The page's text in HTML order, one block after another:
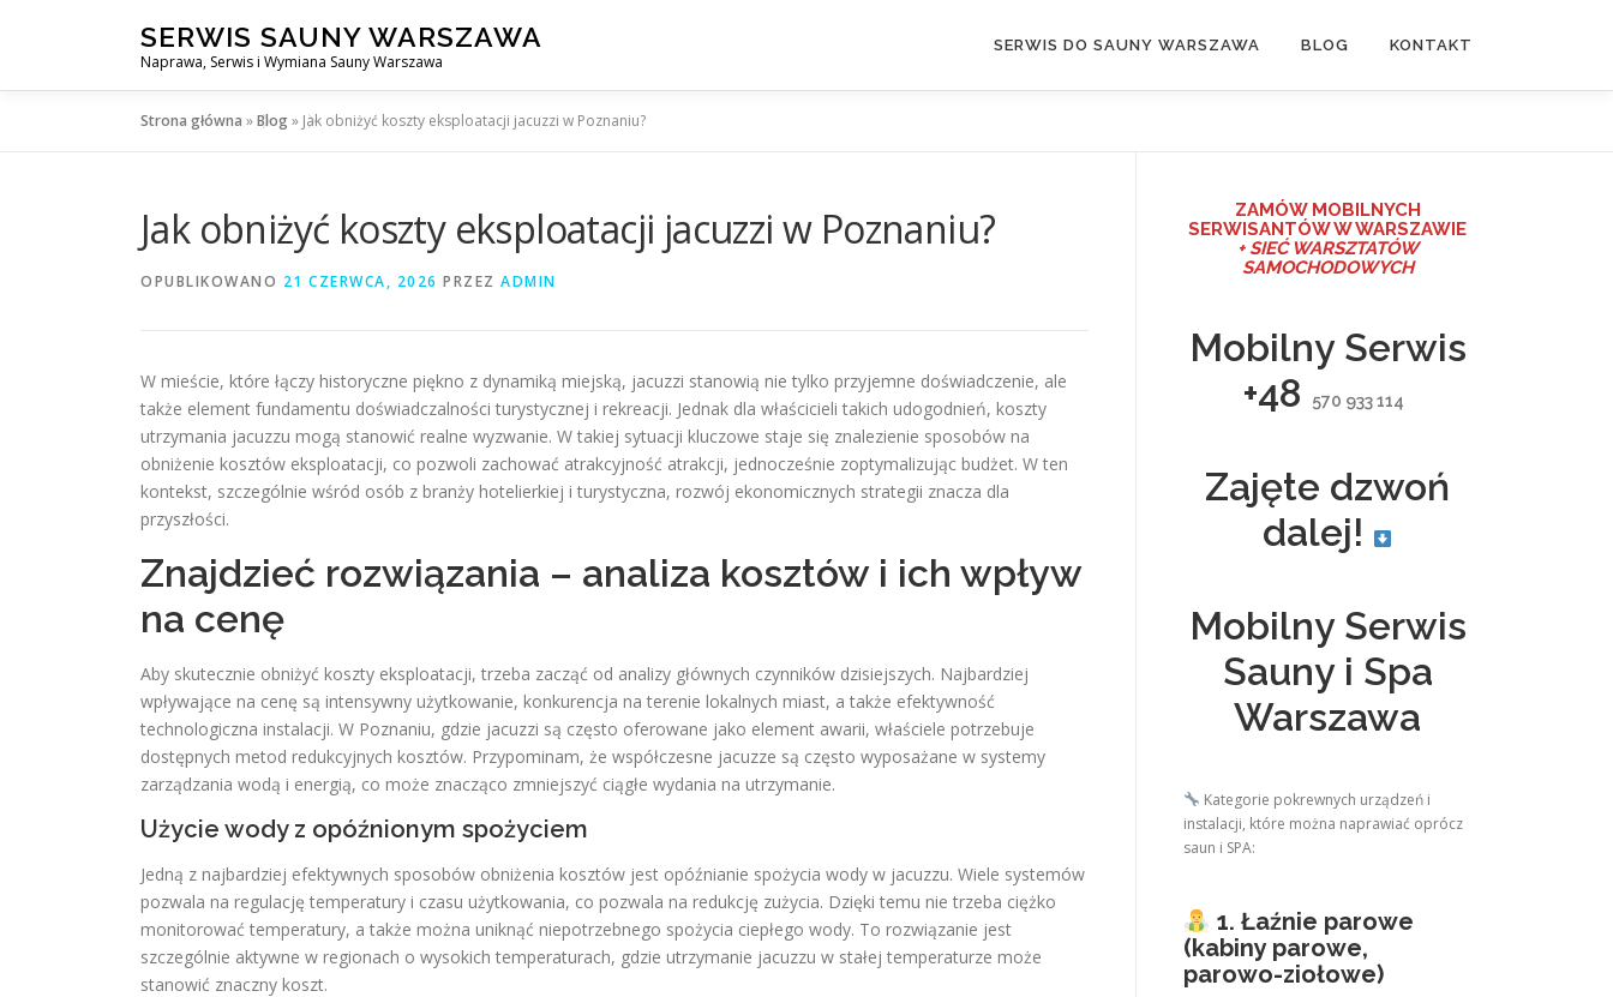
SERWIS SAUNY WARSZAWA
Naprawa, Serwis i Wymiana Sauny Warszawa
SERWIS DO SAUNY WARSZAWA BLOG KONTAKT
Strona główna »Blog» Jak obniżyć koszty eksploatacji jacuzzi w Poznaniu?
Jak obniżyć koszty eksploatacji jacuzzi w Poznaniu?
OPUBLIKOWANO 21 CZERWCA, 2026 PRZEZ ADMIN
W mieście, które łączy historyczne piękno z dynamiką miejską, jacuzzi stanowią nie tylko przyjemne doświadczenie, ale
także element fundamentu doświadczalności turystycznej i rekreacji. Jednak dla właścicieli takich udogodnień, koszty
utrzymania jacuzzu mogą stanowić realne wyzwanie. W takiej sytuacji kluczowe staje się znalezienie sposobów na
obniżenie kosztów eksploatacji, co pozwoli zachować atrakcyjność atrakcji, jednocześnie zoptymalizując budżet. W ten
kontekst, szczególnie wśród osób z branży hotelierkiej i turystyczna, rozwój ekonomicznych strategii znacza dla
przyszłości.
Znajdzieć rozwiązania – analiza kosztów i ich wpływ
na cenę
Aby skutecznie obniżyć koszty eksploatacji, trzeba zacząć od analizy głównych czynników dzisiejszych. Najbardziej
wpływające na cenę są intensywny użytkowanie, konkurencja na terenie lokalnych miast, a także efektywność
technologiczna instalacji. W Poznaniu, gdzie jacuzzi są często oferowane jako element awarii, właściele potrzebuje
dostępnych metod redukcyjnych kosztów. Przypominam, że współczesne jacuzze są często wyposażane w systemy
zarządzania wodą i energią, co może znacząco zmniejszyć ciągłe wydania na utrzymanie.
Użycie wody z opóźnionym spożyciem
Jedną z najbardziej efektywnych sposobów obniżenia kosztów jest opóźnianie spożycia wody w jacuzzu. Wiele systemów
pozwala na regulację temperatury i czasu użytkowania, co pozwala na redukcję zużycia. Dzięki temu nie trzeba ciężko
monitorować temperatury, a także można uniknąć niepotrzebnego spożycia ciepłego wody. To rozwiązanie jest
szczególnie aktywne w regionach o wysokich temperaturach, gdzie utrzymanie jacuzzu w stałej temperaturze może
stanowić znaczny koszt.
ZAMÓW MOBILNYCH
SERWISANTÓW W WARSZAWIE
+ SIEĆ WARSZTATÓW
SAMOCHODOWYCH
Mobilny Serwis
+48
570 933 114
Zajęte dzwoń
dalej!
Mobilny Serwis
Sauny i Spa
Warszawa
Kategorie pokrewnych urządzeń i
instalacji, które można naprawiać oprócz
saun i SPA:
1. Łaźnie parowe
(kabiny parowe,
parowo-ziołowe)